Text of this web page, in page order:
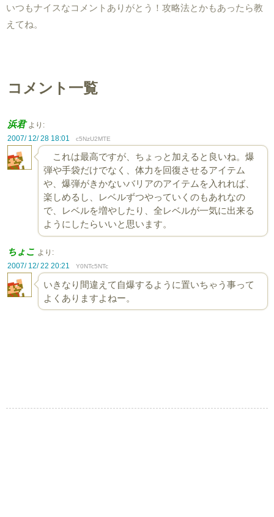
いつもナイスなコメントありがとう！攻略法とかもあったら教
えてね。
コメント一覧
浜君 より:
2007/ 12/ 28 18:01
c5NzU2MTE
これは最高ですが、ちょっと加えると良いね。爆
弾や手袋だけでなく、体力を回復させるアイテム
や、爆弾がきかないバリアのアイテムを入れれば、
楽しめるし、レベルずつやっていくのもあれなの
で、レベルを増やしたり、全レベルが一気に出来る
ようにしたらいいと思います。
ちょこ より:
2007/ 12/ 22 20:21
Y0NTc5NTc
いきなり間違えて自爆するように置いちゃう事って
よくありますよねー。